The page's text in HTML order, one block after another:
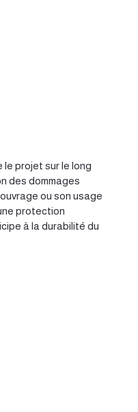
le projet sur le long
des dommages
ou son usage
protection
à la durabilité du